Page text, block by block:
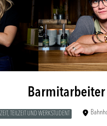
TEILZEIT UND WERKSTUDENT